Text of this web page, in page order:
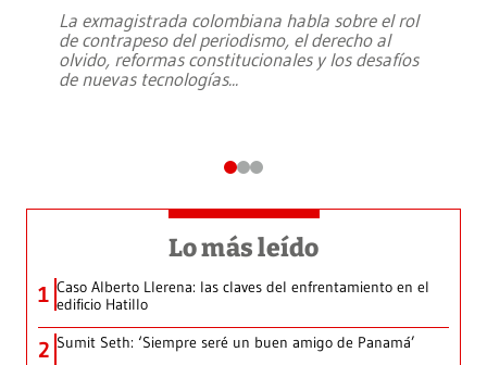
La exmagistrada colombiana habla sobre el rol
de contrapeso del periodismo, el derecho al
olvido, reformas constitucionales y los desafíos
de nuevas tecnologías...
Lo más leído
1 Caso Alberto Llerena: las claves del enfrentamiento en el
edificio Hatillo
2 Sumit Seth: ‘Siempre seré un buen amigo de Panamá’